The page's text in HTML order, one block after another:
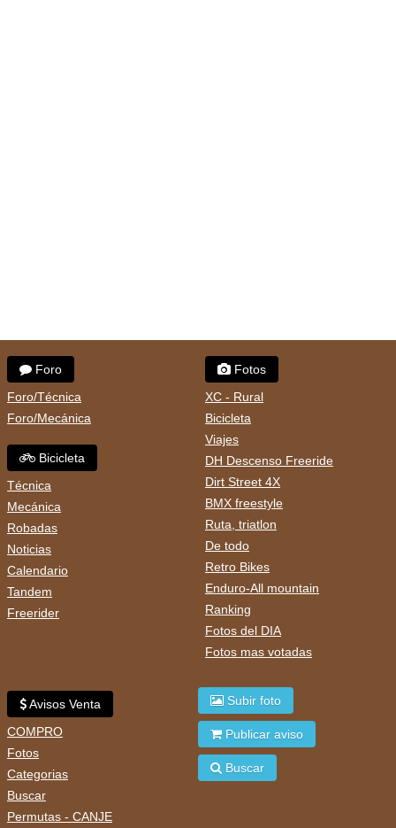
Foro
Foro/Técnica
Foro/Mecánica
Bicicleta
Técnica
Mecánica
Robadas
Noticias
Calendario
Tandem
Freerider
Fotos
XC - Rural
Bicicleta
Viajes
DH Descenso Freeride
Dirt Street 4X
BMX freestyle
Ruta, triatlon
De todo
Retro Bikes
Enduro-All mountain
Ranking
Fotos del DIA
Fotos mas votadas
Avisos Venta
COMPRO
Fotos
Categorias
Buscar
Permutas - CANJE
Subir foto
Publicar aviso
Buscar